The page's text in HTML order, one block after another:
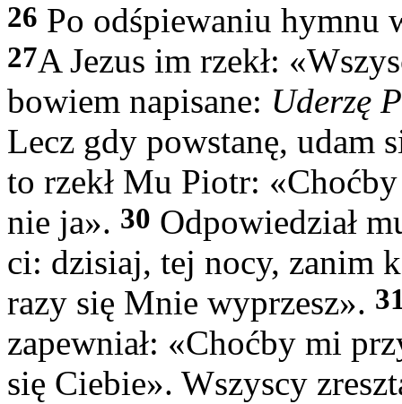
26 Po odśpiewaniu hymnu
27A Jezus im rzekł:
bowiem napisane: Uderzę
Lecz gdy powstanę, udam
to rzekł Mu Piotr:
nie ja». 30 Odpowiedział
ci: dzisiaj, tej nocy, zanim
razy się Mnie wyprzesz».
zapewniał: «Choćby mi
się Ciebie». Wszyscy